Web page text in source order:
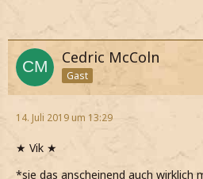
Cedric McColn
Gast
14. Juli 2019 um 13:29
★ Vik ★
*sie das anscheinend auch wirklich